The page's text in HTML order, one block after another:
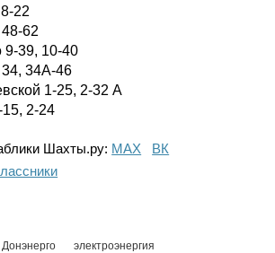
22
62
9-39, 10-40
34А-46
1-25, 2-32 А
2-24
Шахты.ру: МАХ
ВК
Донэнерго
электроэнергия